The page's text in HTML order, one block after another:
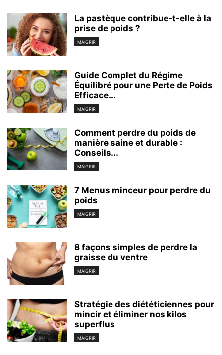
La pastèque contribue-t-elle à la
prise de poids ?
MAIGRIR
Guide Complet du Régime
Équilibré pour une Perte de Poids
Efficace...
MAIGRIR
Comment perdre du poids de
manière saine et durable :
Conseils...
MAIGRIR
7 Menus minceur pour perdre du
poids
MAIGRIR
8 façons simples de perdre la
graisse du ventre
MAIGRIR
Stratégie des diététiciennes pour
mincir et éliminer nos kilos
superflus
MAIGRIR